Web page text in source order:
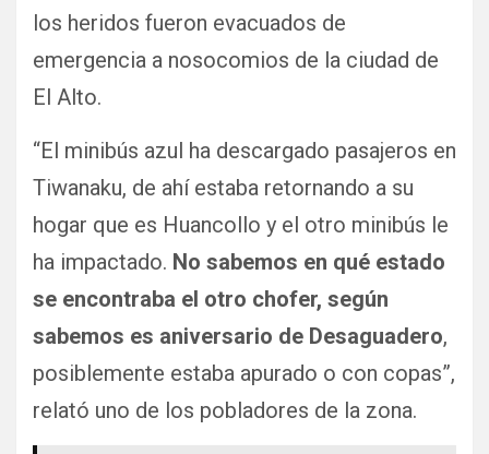
los heridos fueron evacuados de
emergencia a nosocomios de la ciudad de
El Alto.
“El minibús azul ha descargado pasajeros en
Tiwanaku, de ahí estaba retornando a su
hogar que es Huancollo y el otro minibús le
ha impactado. No sabemos en qué estado
se encontraba el otro chofer, según
sabemos es aniversario de Desaguadero,
posiblemente estaba apurado o con copas”,
relató uno de los pobladores de la zona.